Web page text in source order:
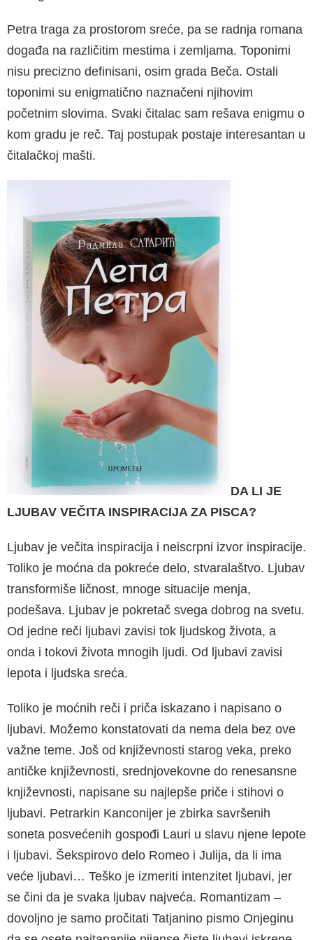
Petra traga za prostorom sreće, pa se radnja romana
događa na različitim mestima i zeml­jama. Toponimi
nisu precizno definisani, osim grada Beča. Ostali
toponimi su enigmatično naz­načeni njihovim
početnim slovima. Svaki čitalac sam rešava enigmu o
kom gradu je reč. Taj pos­tupak postaje interesantan u
čitalačkoj mašti.
DA LI JE
LJUBAV VEČITA INSPIRACIJA ZA PISCA?
Ljubav je večita inspiracija i neiscrpni izvor inspi­racije.
Toliko je moćna da pokreće delo, stvara­laštvo. Ljubav
transformiše ličnost, mnoge situa­cije menja,
podešava. Ljubav je pokretač svega dobrog na svetu.
Od jedne reči ljubavi zavisi tok ljudskog života, a
onda i tokovi života mnogih lju­di. Od ljubavi zavisi
lepota i ljudska sreća.
Toliko je moćnih reči i priča iskazano i napisa­no o
ljubavi. Možemo konstatovati da nema dela bez ove
važne teme. Još od književnosti sta­rog veka, preko
antičke književnosti, srednjove­kovne do renesansne
književnosti, napisane su najlepše priče i stihovi o
ljubavi. Petrarkin Kan­conijer je zbirka savršenih
soneta posvećenih gospođi Lauri u slavu njene lepote
i ljubavi. Šek­spirovo delo Romeo i Julija, da li ima
veće ljuba­vi… Teško je izmeriti intenzitet ljubavi, jer
se čini da je svaka ljubav najveća. Romantizam –
dovol­jno je samo pročitati Tatjanino pismo Onjeginu